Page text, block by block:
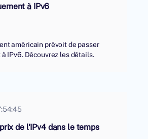
à IPv6
américain prévoit de passer
IPv6. Découvrez les détails.
de l'IPv4 dans le temps